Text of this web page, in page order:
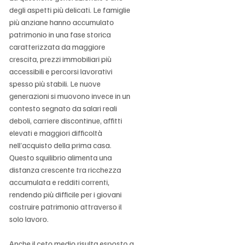
degli aspetti più delicati. Le famiglie
più anziane hanno accumulato
patrimonio in una fase storica
caratterizzata da maggiore
crescita, prezzi immobiliari più
accessibili e percorsi lavorativi
spesso più stabili. Le nuove
generazioni si muovono invece in un
contesto segnato da salari reali
deboli, carriere discontinue, affitti
elevati e maggiori difficoltà
nell’acquisto della prima casa.
Questo squilibrio alimenta una
distanza crescente tra ricchezza
accumulata e redditi correnti,
rendendo più difficile per i giovani
costruire patrimonio attraverso il
solo lavoro.